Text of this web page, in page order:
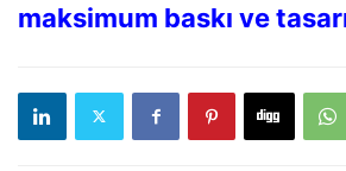
maksimum baskı ve